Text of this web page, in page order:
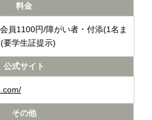
料金
員1100円/障がい者・付添(1名ま
要学生証提示)
公式サイト
その他